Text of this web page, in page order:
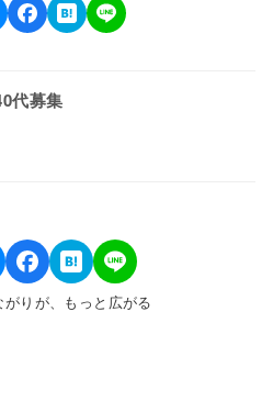
代募集
りが、もっと広がる